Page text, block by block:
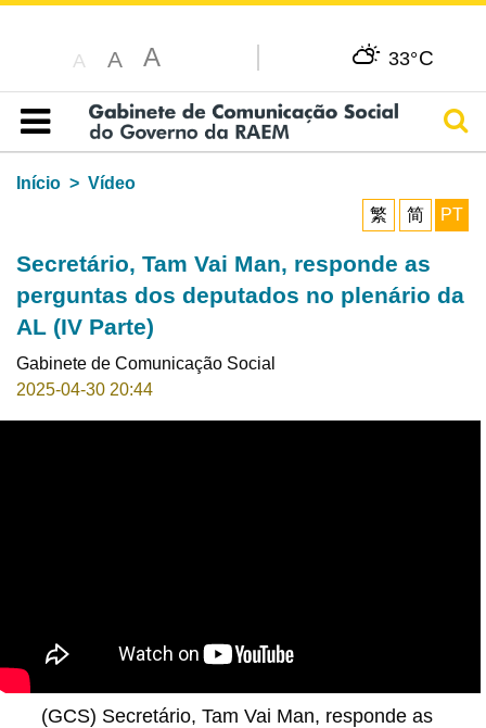
A A A 33°C
Índice
Início
Vídeo
繁
简 PT
Secretário, Tam Vai Man, responde as
perguntas dos deputados no plenário da
AL (IV Parte)
Gabinete de Comunicação Social
2025-04-30 20:44
(GCS) Secretário, Tam Vai Man, responde as